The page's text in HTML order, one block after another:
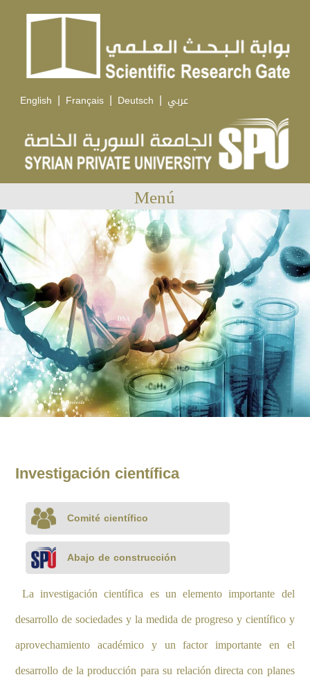
English | Français | Deutsch | عربي
Menú
Investigación científica
Comité científico
Abajo de construcción
La investigación científica es un elemento importante del
desarrollo de sociedades y la medida de progreso y científico y
aprovechamiento académico y un factor importante en el
desarrollo de la producción para su relación directa con planes